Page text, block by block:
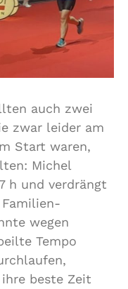
auch zwei
zwar leider am
Start waren,
Michel
h und verdrängt
wegen
Tempo
beste Zeit